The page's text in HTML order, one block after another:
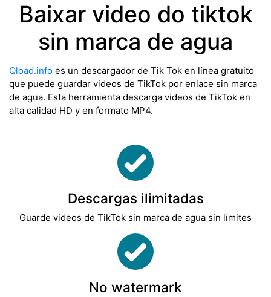
Baixar video do tiktok
sin marca de agua
Qload.info es un descargador de Tik Tok en línea gratuito
que puede guardar videos de TikTok por enlace sin marca
de agua. Esta herramienta descarga videos de TikTok en
alta calidad HD y en formato MP4.
Descargas ilimitadas
Guarde videos de TikTok sin marca de agua sin límites
No watermark